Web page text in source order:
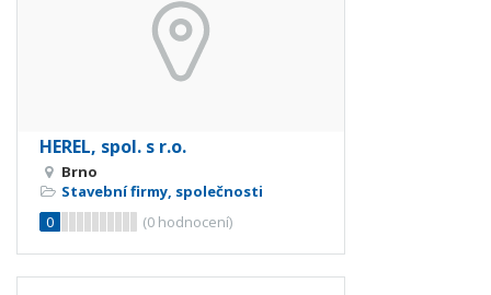
HEREL, spol. s r.o.
Brno
Stavební firmy, společnosti
0
(0 hodnocení)